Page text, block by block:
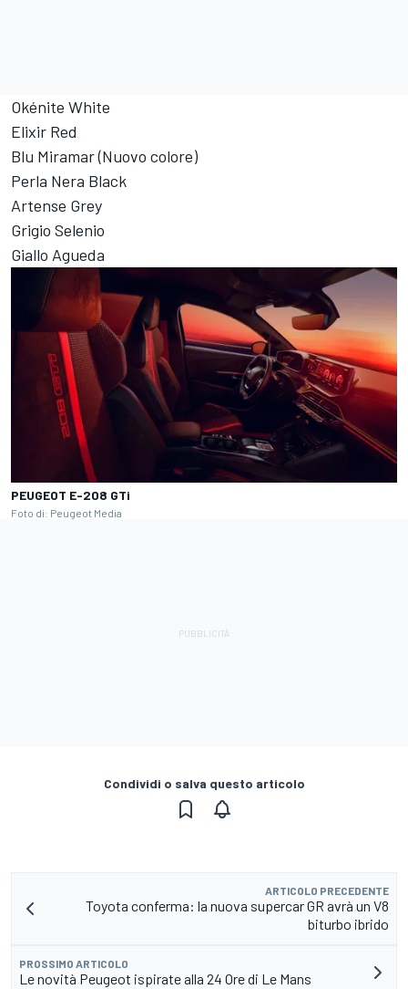
Okénite White
Elixir Red
Blu Miramar (Nuovo colore)
Perla Nera Black
Artense Grey
Grigio Selenio
Giallo Agueda
PEUGEOT E-208 GTi
Foto di: Peugeot Media
Condividi o salva questo articolo
ARTICOLO PRECEDENTE
Toyota conferma: la nuova supercar GR avrà un V8
biturbo ibrido
PROSSIMO ARTICOLO
Le novità Peugeot ispirate alla 24 Ore di Le Mans